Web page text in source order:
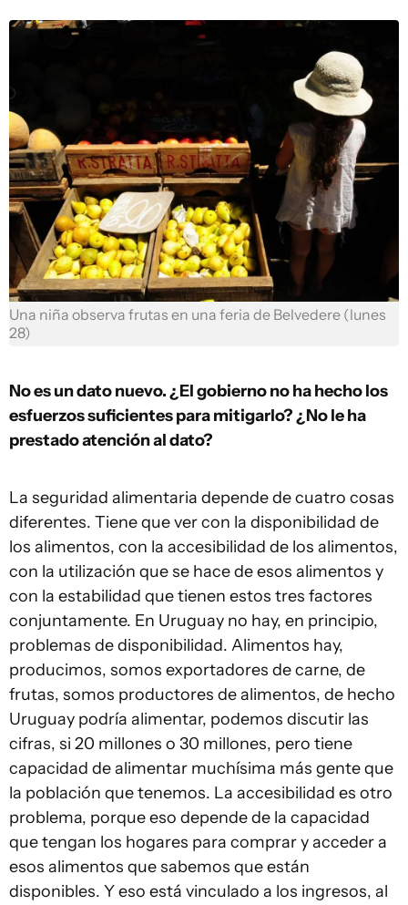
Una niña observa frutas en una feria de Belvedere (lunes
28)
No es un dato nuevo. ¿El gobierno no ha hecho los
esfuerzos suficientes para mitigarlo? ¿No le ha
prestado atención al dato?
La seguridad alimentaria depende de cuatro cosas
diferentes. Tiene que ver con la disponibilidad de
los alimentos, con la accesibilidad de los alimentos,
con la utilización que se hace de esos alimentos y
con la estabilidad que tienen estos tres factores
conjuntamente. En Uruguay no hay, en principio,
problemas de disponibilidad. Alimentos hay,
producimos, somos exportadores de carne, de
frutas, somos productores de alimentos, de hecho
Uruguay podría alimentar, podemos discutir las
cifras, si 20 millones o 30 millones, pero tiene
capacidad de alimentar muchísima más gente que
la población que tenemos. La accesibilidad es otro
problema, porque eso depende de la capacidad
que tengan los hogares para comprar y acceder a
esos alimentos que sabemos que están
disponibles. Y eso está vinculado a los ingresos, al